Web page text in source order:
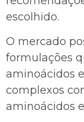
escolhido.
O mercado
formulações
aminoácidos
complexos
aminoácidos